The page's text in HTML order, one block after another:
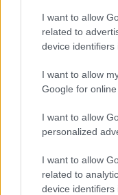
I want to allow
related to
device identifiers
I want to allow
Google for
I want to allow
personalized
I want to allow
related to
device identifiers
TRINIDAD ÉS
az ideje, hogy
még sohasem volt
kóstolni, és ha
karibi beütéssel,…